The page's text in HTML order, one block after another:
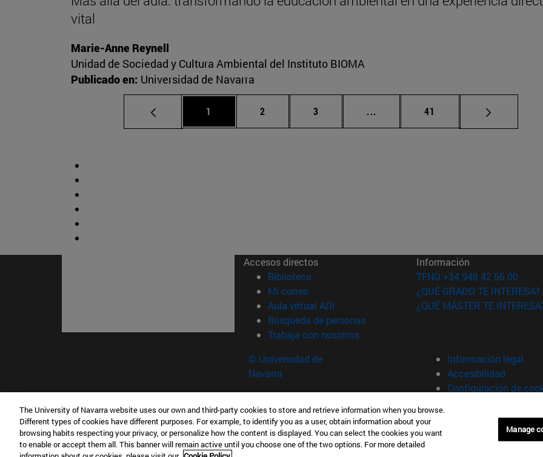
vital
Marie-Anne Reynell
Unidad de Sociedad y Cultura Ambiental del Instituto BIOMA
Publicado en: Universidad de Navarra
Página
1 Página
2 Página
3 ... Páginas intermedias Use TAB para
Página
41
Accesos directos
Biblioteca (abre en nueva ventana)
Mi correo(abre en nueva ventana)
Aula virtual ADI (abre en nueva ventana)
Búsqueda de personas(abre en nueva ventana)
Trabaja con nosotros(abre en nueva ventana)
Información
TFNO +34 948 42 56 00
¿QUÉ GRADO TE INTERESA?
¿QUÉ MÁSTER TE
© Universidad de
Navarra
Información legal
Accesibilidad
Configuración de
Facultad de Ciencias
C/ Irunlarrea, 1 31008 Pamplona España
T.+34 948 42 56 46ciencias@unav.es
The University of Navarra website uses our own and third-party cookies to store and retrieve information when you browse.
Different types of cookies have different purposes. For example, to identify you as a user, obtain information about your
browsing habits respecting your privacy, or personalize how the content is displayed. You can select the cookies you want
to enable or accept them all. This banner will remain active until you choose one of the two options. For more detailed
Manage